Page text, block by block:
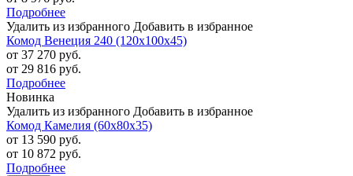
Подробнее
Удалить из избранного Добавить в избранное
Комод Венеция 240 (120х100х45)
от 37 270 руб.
от 29 816 руб.
Подробнее
Новинка
Удалить из избранного Добавить в избранное
Комод Камелия (60х80х35)
от 13 590 руб.
от 10 872 руб.
Подробнее